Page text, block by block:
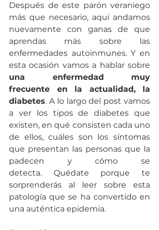
Después de este parón veraniego
más que necesario, aquí andamos
nuevamente con ganas de que
aprendas más sobre las
enfermedades autoinmunes. Y en
una enfermedad muy
frecuente en la actualidad, la
diabetes. A lo largo del post vamos
a ver los tipos de diabetes que
existen, en qué consisten cada uno
de ellos, cuáles son los síntomas
que presentan las personas que la
padecen y cómo se
detecta. Quédate porque te
sorprenderás al leer sobre esta
patología que se ha convertido en
una auténtica epidemia.